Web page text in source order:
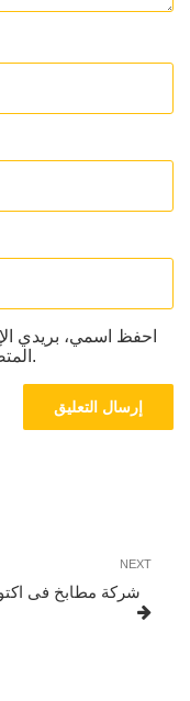
احفظ اسمي، بريدي
المتصفح لاستخدامها المرة المقبلة في تعليقي.
Next
NEXT
شركة مطابخ فى